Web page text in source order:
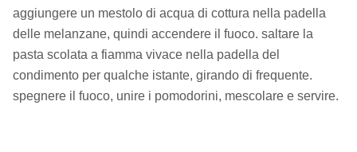
aggiungere un mestolo di acqua di cottura nella padella
delle melanzane, quindi accendere il fuoco. saltare la
pasta scolata a fiamma vivace nella padella del
condimento per qualche istante, girando di frequente.
spegnere il fuoco, unire i pomodorini, mescolare e servire.